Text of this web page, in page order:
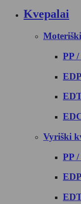
Kvepalai
PP
Vyriški
PP